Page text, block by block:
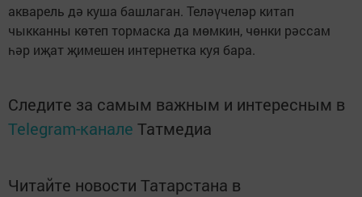
акварель дә куша башлаган. Теләүчеләр китап
чыкканны көтеп тормаска да мөмкин, чөнки рәссам
һәр иҗат җимешен интернетка куя бара.
Следите за самым важным и интересным в
Telegram-канале Татмедиа
Читайте новости Татарстана в